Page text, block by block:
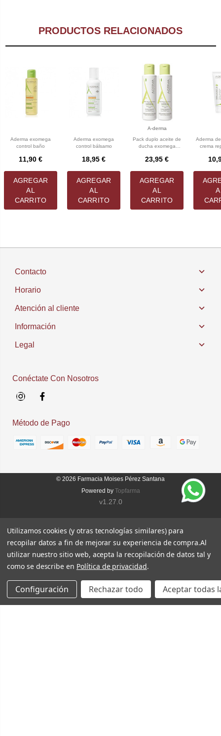
PRODUCTOS RELACIONADOS
Aderma exomega
control baño
11,90 €
AGREGAR
AL
CARRITO
Aderma exomega
control bálsamo
18,95 €
AGREGAR
AL
CARRITO
A-derma
Pack duplo aceite de
ducha exomega
23,95 €
AGREGAR
AL
CARRITO
Aderma
crema
Contacto
Horario
Atención al cliente
Información
Legal
Conéctate Con Nosotros
InstagramFacebook
Método de Pago
© 2026 Farmacia Moises Pérez Santana
Powered by Topfarma
v1.27.0
Utilizamos cookies (y otras tecnologías similares) para
recopilar datos a fin de mejorar su experiencia de compra.Al
utilizar nuestro sitio web, acepta la recopilación de datos tal y
como se describe en Política de privacidad.
Configuración Rechazar todo Aceptar todas